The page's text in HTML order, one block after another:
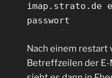
imap.strato.de
passwort
Nach einem restart
Betreffzeilen der E-